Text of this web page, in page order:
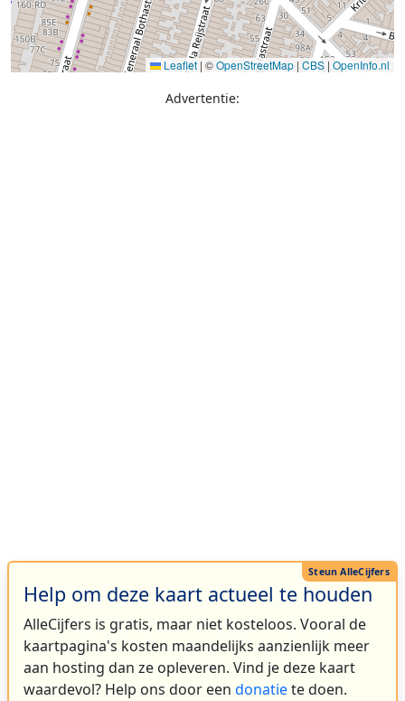
Leaflet | ©OpenStreetMap | CBS | OpenInfo.nl
Advertentie:
Help om deze kaart actueel te houden
AlleCijfers is gratis, maar niet kosteloos. Vooral de
kaartpagina's kosten maandelijks aanzienlijk meer
aan hosting dan ze opleveren. Vind je deze kaart
waardevol? Help ons door een donatiete doen.